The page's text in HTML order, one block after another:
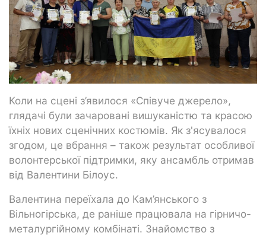
Коли на сцені з’явилося «Співуче джерело»,
глядачі були зачаровані вишуканістю та красою
їхніх нових сценічних костюмів. Як з'ясувалося
згодом, це вбрання – також результат особливої
волонтерської підтримки, яку ансамбль отримав
від Валентини Білоус.
Валентина переїхала до Кам’янського з
Вільногірська, де раніше працювала на гірничо-
металургійному комбінаті. Знайомство з